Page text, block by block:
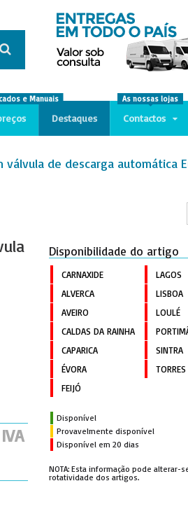
e Manuais
Destaques Contactos
As nossas lojas
de descarga automática
Disponibilidade do artigo
CARNAXIDE
ALVERCA
AVEIRO
CALDAS DA RAINHA
CAPARICA
ÉVORA
FEIJÓ
LAGOS
LISBOA
LOULÉ
SINTRA
Disponível
Provavelmente disponível
Disponível em 20 dias
NOTA: Esta informação pode alterar-
rotatividade dos artigos.